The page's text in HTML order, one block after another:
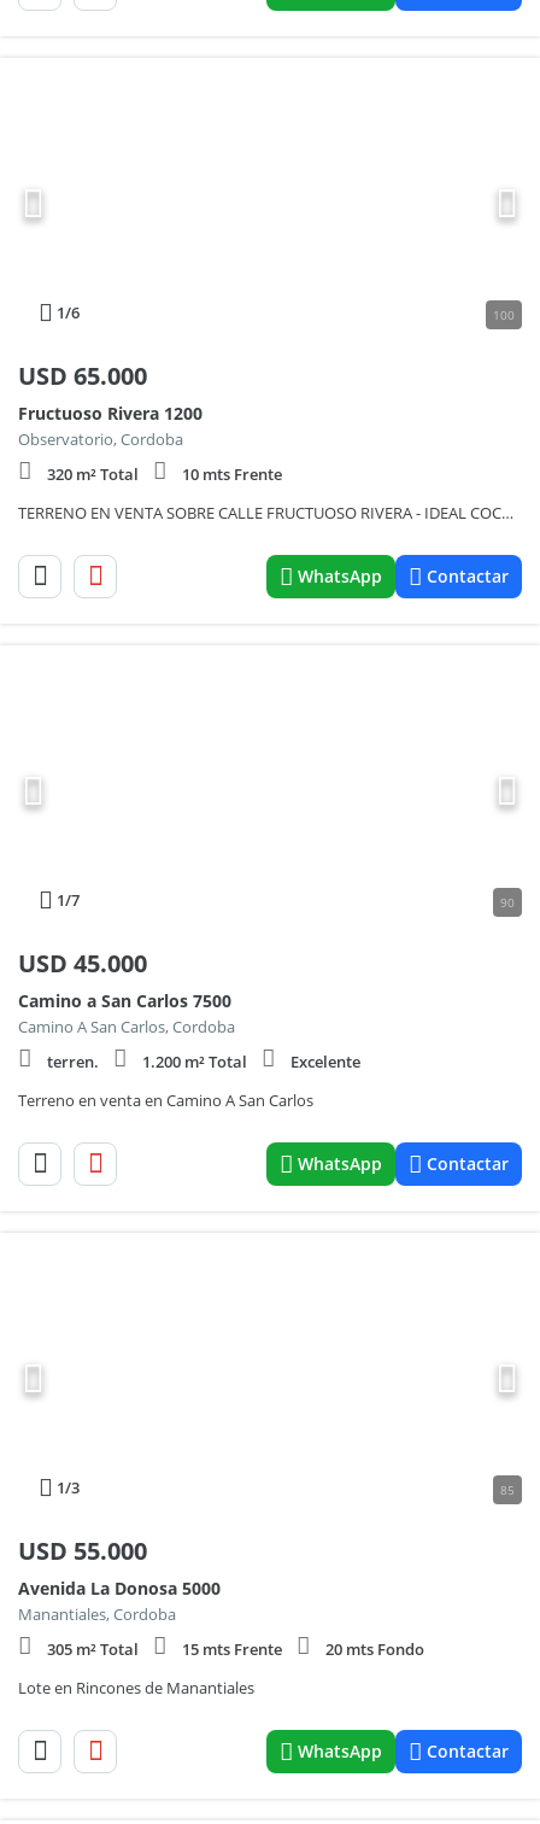
1/6 100
USD 65.000
Fructuoso Rivera 1200
Observatorio, Cordoba
320 m² Total
10 mts Frente
TERRENO EN VENTA SOBRE CALLE FRUCTUOSO RIVERA - IDEAL COCHERA O EDIFICIO
WhatsApp Contactar
1/7 90
USD 45.000
Camino a San Carlos 7500
Camino A San Carlos, Cordoba
terren.
1.200 m² Total
Excelente
Terreno en venta en Camino A San Carlos
WhatsApp Contactar
1/3 85
USD 55.000
Avenida La Donosa 5000
Manantiales, Cordoba
305 m² Total
15 mts Frente
20 mts Fondo
Lote en Rincones de Manantiales
WhatsApp Contactar